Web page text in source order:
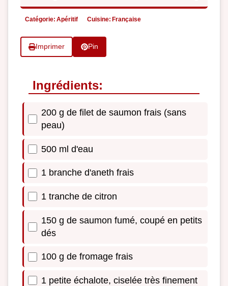
Catégorie: Apéritif Cuisine: Française
Imprimer Pin
Ingrédients:
200 g de filet de saumon frais (sans
peau)
500 ml d'eau
1 branche d'aneth frais
1 tranche de citron
150 g de saumon fumé, coupé en petits
dés
100 g de fromage frais
1 petite échalote, ciselée très finement